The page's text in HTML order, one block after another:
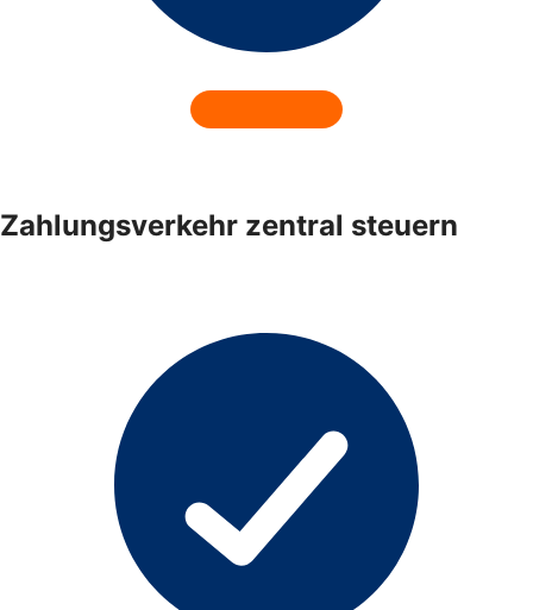
Zahlungsverkehr zentral steuern